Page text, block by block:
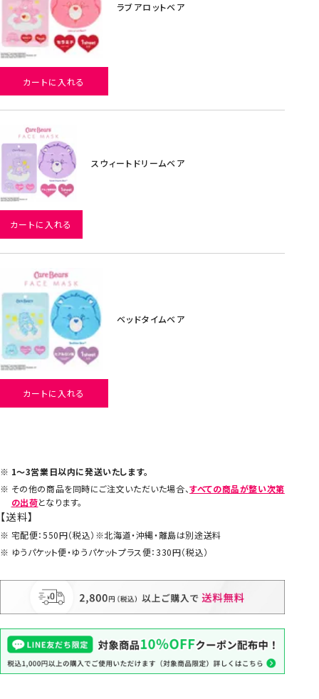
ラブアロットベア
カートに入れる
スウィートドリームベア
カートに入れる
ベッドタイムベア
カートに入れる
1～3営業日以内に発送いたします。
その他の商品を同時にご注文いただいた場合、すべての商品が整い次第
の出荷となります。
【送料】
宅配便：550円（税込）※北海道・沖縄・離島は別途送料
ゆうパケット便・ゆうパケットプラス便：330円（税込）